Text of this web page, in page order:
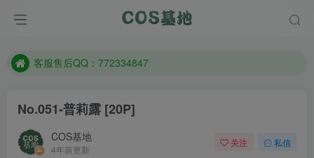
遇到任何问题加客服QQ：772334847
客服售后QQ：772334847
防失联：百度搜索《一七天佳》，实时查看最新站点。
No.051-普莉露 [20P]
COS基地
4年前更新
关注 私信